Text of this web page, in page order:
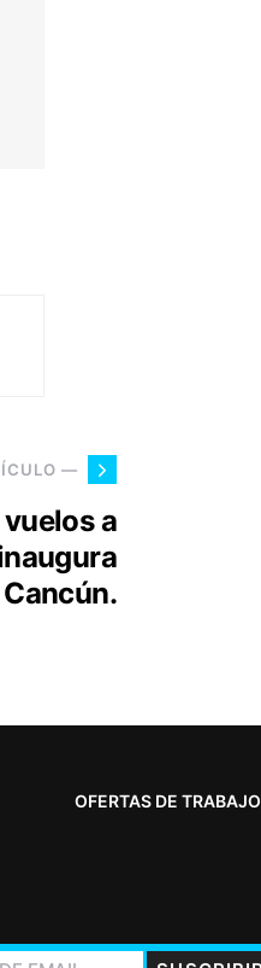
—
a
OFERTAS DE TRABAJO